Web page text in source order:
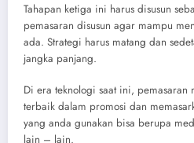
Tahapan ketiga ini harus disusun
pemasaran disusun agar mampu
ada. Strategi harus matang dan
jangka panjang.
Di era teknologi saat ini,
terbaik dalam promosi dan
yang anda gunakan bisa berupa
lain – lain.